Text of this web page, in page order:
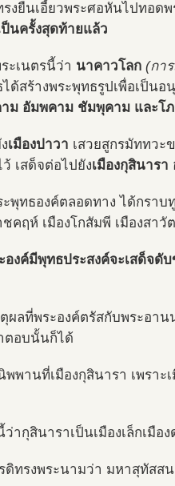
รงยืนเอี้ยวพระศอหันไปทอดพ
ป็นครั้งสุดท้ายแล้ว
ะเนตรนี้ว่า นาคาวโลก (กา
ด้สร้างพระพุทธรูปเพื่อเป็น
ม อัมพคาม ชัมพุคาม และโ
เมืองปาวา เสวยสูกรมัททวะ
เสด็จต่อไปยังเมืองกุสินาร
พุทธองค์ตลอดทาง ได้กรา
คฤห์ เมืองโกสัมพี เมืองสาวั
องค์มีพุทธประสงค์จะเสด็จดั
ผลที่พระองค์ตรัสกับพระอา
ตอบนั้นก็ได้
พานที่เมืองกุสินารา เพรา
ากุสินาราเป็นเมืองเล็กเมือง
ดิทรงพระนามว่า มหาสุทัสส